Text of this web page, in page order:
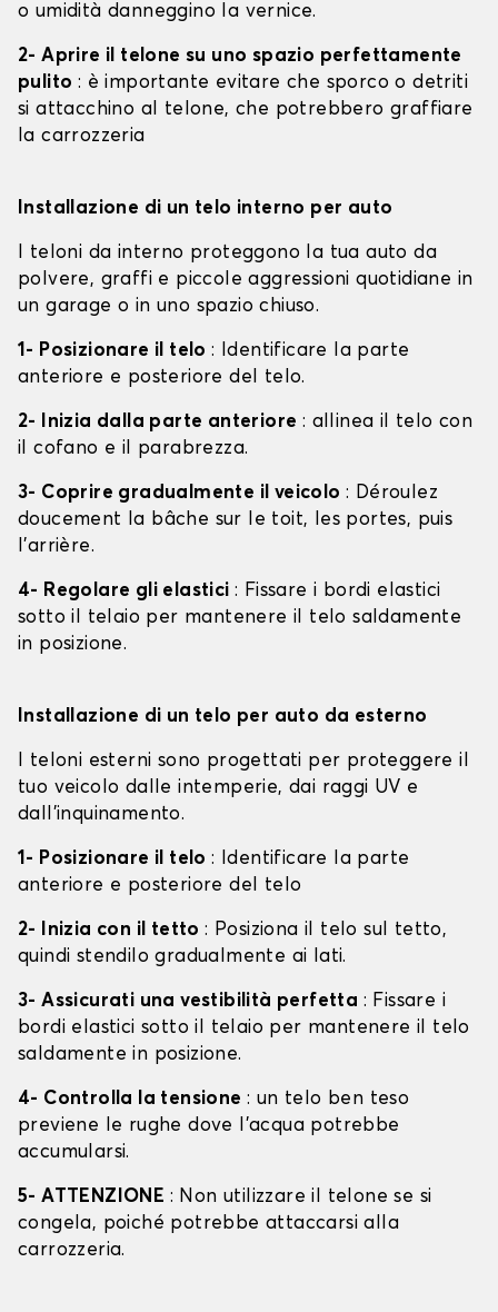
o umidità danneggino la vernice.
2- Aprire il telone su uno spazio perfettamente
pulito : è importante evitare che sporco o detriti
si attacchino al telone, che potrebbero graffiare
la carrozzeria
Installazione di un telo interno per auto
I teloni da interno proteggono la tua auto da
polvere, graffi e piccole aggressioni quotidiane in
un garage o in uno spazio chiuso.
1- Posizionare il telo: Identificare la parte
anteriore e posteriore del telo.
2- Inizia dalla parte anteriore : allinea il telo con
il cofano e il parabrezza.
3- Coprire gradualmente il veicolo : Déroulez
doucement la bâche sur le toit, les portes, puis
l'arrière.
4- Regolare gli elastici : Fissare i bordi elastici
sotto il telaio per mantenere il telo saldamente
in posizione.
Installazione di un telo per auto da esterno
I teloni esterni sono progettati per proteggere il
tuo veicolo dalle intemperie, dai raggi UV e
dall'inquinamento.
1- Posizionare il telo: Identificare la parte
anteriore e posteriore del telo
2- Inizia con il tetto: Posiziona il telo sul tetto,
quindi stendilo gradualmente ai lati.
3- Assicurati una vestibilità perfetta : Fissare i
bordi elastici sotto il telaio per mantenere il telo
saldamente in posizione.
4- Controlla la tensione : un telo ben teso
previene le rughe dove l'acqua potrebbe
accumularsi.
5- ATTENZIONE : Non utilizzare il telone se si
congela, poiché potrebbe attaccarsi alla
carrozzeria.